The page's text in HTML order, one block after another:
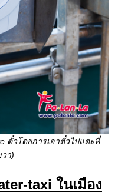
ตั๋วโดยการเอาตั๋วไปแตะที่
า)
taxi ในเมือง